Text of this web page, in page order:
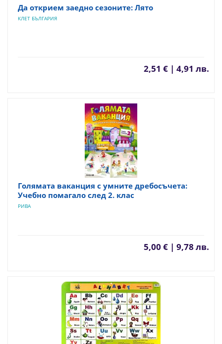
Да открием заедно сезоните: Лято
КЛЕТ БЪЛГАРИЯ
2,51 € | 4,91 лв.
Голямата ваканция с умните дребосъчета:
Учебно помагало след 2. клас
РИВА
5,00 € | 9,78 лв.